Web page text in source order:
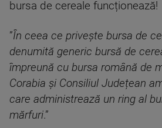
bursa de cereale funcționează!
”În ceea ce privește bursa de
denumită generic bursă de
împreună cu bursa română de
Corabia și Consiliul Județean
care administrează un ring al
mărfuri.”